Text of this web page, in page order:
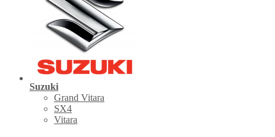
Suzuki
Grand Vitara
SX4
Vitara